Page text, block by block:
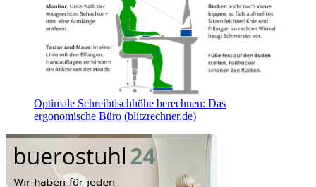
Optimale Schreibtischhöhe berechnen: Das
ergonomische Büro (blitzrechner.de)